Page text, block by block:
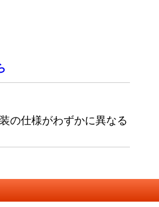
の仕様がわずかに異なる